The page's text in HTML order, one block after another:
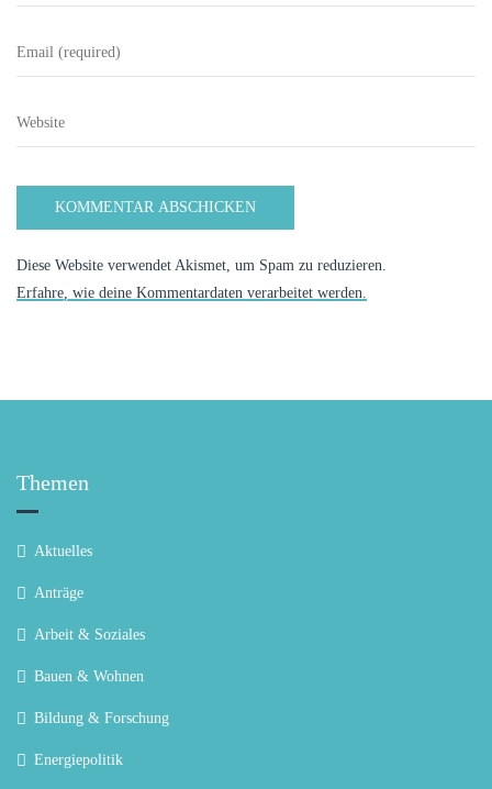
Diese Website verwendet Akismet, um Spam zu reduzieren.
Erfahre, wie deine Kommentardaten verarbeitet werden.
Themen
Aktuelles
Anträge
Arbeit & Soziales
Bauen & Wohnen
Bildung & Forschung
Energiepolitik